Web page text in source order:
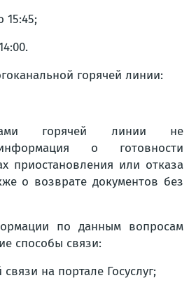
15:45;
горячей линии:
горячей линии не
информация о готовности
приостановления или отказа
о возврате документов без
по данным вопросам
способы связи:
на портале Госуслуг;